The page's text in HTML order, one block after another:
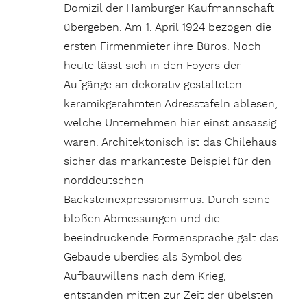
Domizil der Hamburger Kaufmannschaft
übergeben. Am 1. April 1924 bezogen die
ersten Firmenmieter ihre Büros. Noch
heute lässt sich in den Foyers der
Aufgänge an dekorativ gestalteten
keramikgerahmten Adresstafeln ablesen,
welche Unternehmen hier einst ansässig
waren. Architektonisch ist das Chilehaus
sicher das markanteste Beispiel für den
norddeutschen
Backsteinexpressionismus. Durch seine
bloßen Abmessungen und die
beeindruckende Formensprache galt das
Gebäude überdies als Symbol des
Aufbauwillens nach dem Krieg,
entstanden mitten zur Zeit der übelsten